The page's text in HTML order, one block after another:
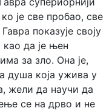
је све пробао, све
показује своју
да је њен
за зло. Она је,
душа која ужива у
жели да научи да
се на дрво и не